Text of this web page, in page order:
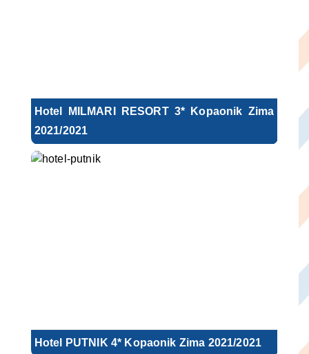
Hotel MILMARI RESORT 3* Kopaonik Zima
2021/2021
Hotel PUTNIK 4* Kopaonik Zima 2021/2021